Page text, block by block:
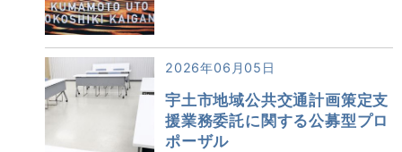
2026年06月05日
宇土市地域公共交通計画策定支
援業務委託に関する公募型プロ
ポーザル